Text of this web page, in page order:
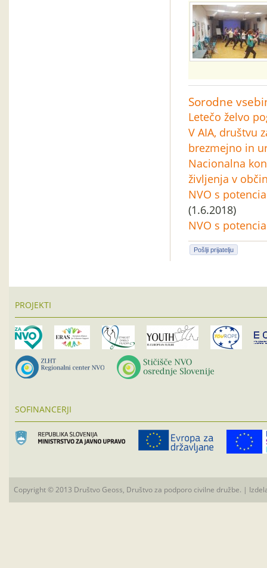
Sorodne
Letečo želvo
V AIA, društvu
brezmejno in
Nacionalna
življenja v
NVO s
(1.6.2018)
NVO s
Pošlji prijatelju
PROJEKTI
SOFINANCERJI
Copyright © 2013 Društvo Geoss, Društvo za podporo civilne družbe. |